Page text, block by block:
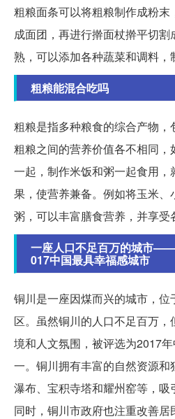
粗粮面条可以将粗粮制作成粉
成面团，再进行擀面杖擀平切
熟，可以添加各种蔬菜和调料，
粗粮能混合吃吗
粗粮是指多种粮食的综合产物，
粗粮之间的营养价值各不相同
一起，制作米饭和粥一起食用
果，使营养兼备。例如将玉米
粥，可以丰富膳食营养，并享受
一座人口不足百万的城市
017中国最具幸福感城市
铜川是一座因煤而兴的城市，
区。虽然铜川的人口不足百万
境和人文氛围，被评选为2017
一。铜川拥有丰富的自然资源和
瀑布、宝积寺塔和耀州窑等，吸
同时，铜川市政府也注重改善